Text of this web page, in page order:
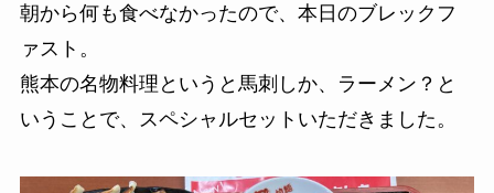
朝から何も食べなかったので、本日のブレックフ
ァスト。
熊本の名物料理というと馬刺しか、ラーメン？と
いうことで、スペシャルセットいただきました。